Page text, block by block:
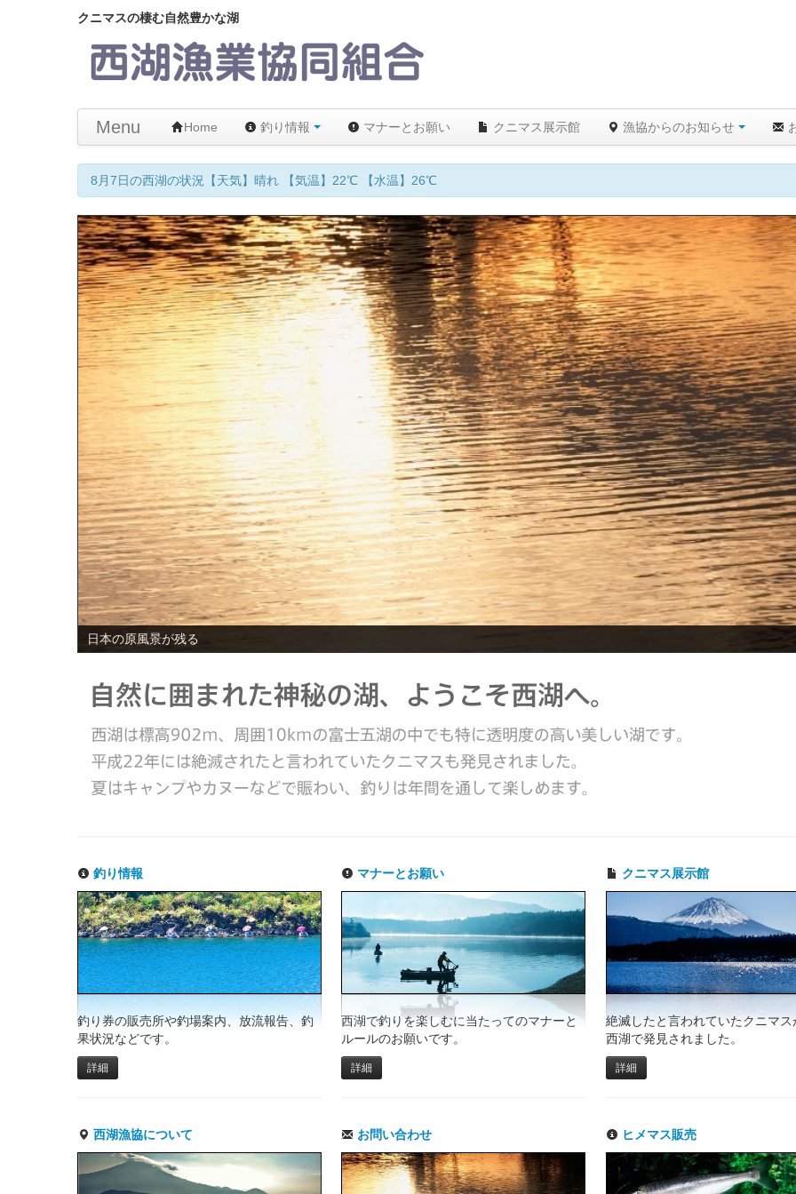
クニマスの棲む自然豊かな湖
Menu Home 釣り情報 マナーとお願い クニマス展示館 漁協からのお知らせ
8月7日の西湖の状況【天気】晴れ 【気温】22℃ 【水温】26℃
日本の原風景が残る
釣り情報
釣り券の販売所や釣場案内、放流報告、釣
果状況などです。
詳細
マナーとお願い
西湖で釣りを楽しむに当たってのマナーと
ルールのお願いです。
詳細
クニマス展示館
絶滅したと言われていたクニマ
西湖で発見されました。
詳細
西湖漁協について お問い合わせ ヒメマス販売